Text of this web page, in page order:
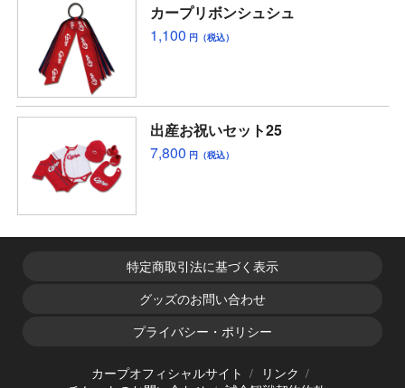
カープリボンシュシュ
1,100 円（税込）
出産お祝いセット25
7,800 円（税込）
特定商取引法に基づく表示
グッズのお問い合わせ
プライバシー・ポリシー
カープオフィシャルサイト
リンク